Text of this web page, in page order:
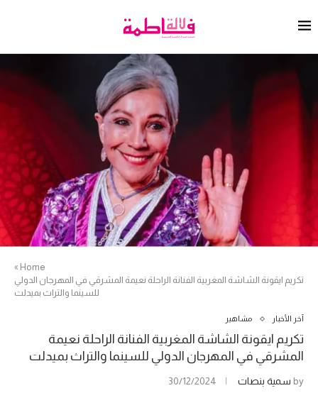
Home
»
تكريم ايقونة الشاشة المغربية الفنانة الراحلة نعيمة المشرقي في المهرجان الدولي
للسينما والتراث بميدلت
آخر الأخبار مشاهير
تكريم ايقونة الشاشة المغربية الفنانة الراحلة نعيمة
المشرقي في المهرجان الدولي للسينما والتراث بميدلت
by سمية بنصات 30/12/2024